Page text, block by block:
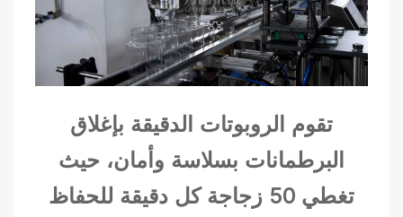
تقوم الروبوتات الدقيقة بإغلاق
البرطمانات بسلاسة وأمان، حيث
تغطي 50 زجاجة كل دقيقة للحفاظ